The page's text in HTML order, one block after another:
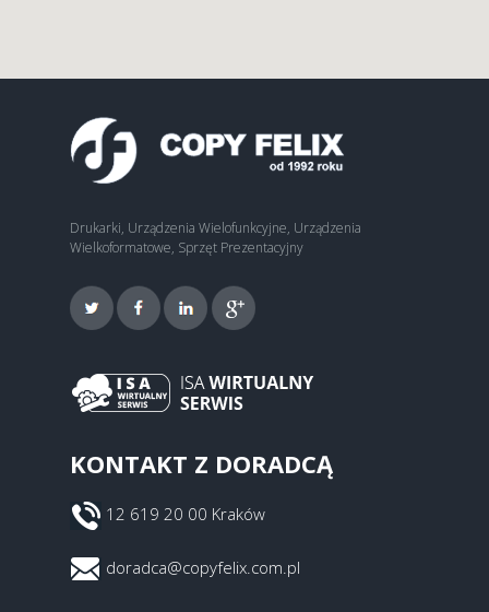
Drukarki, Urządzenia Wielofunkcyjne, Urządzenia
Wielkoformatowe, Sprzęt Prezentacyjny
KONTAKT Z DORADCĄ
12 619 20 00 Kraków
doradca@copyfelix.com.pl